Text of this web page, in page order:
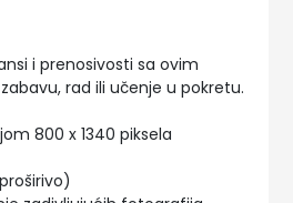
i prenosivosti sa ovim
rad ili učenje u pokretu.
800 x 1340 piksela